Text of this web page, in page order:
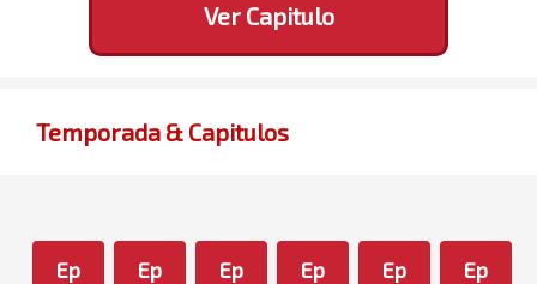
Ver Capitulo
Temporada & Capitulos
Ep Ep Ep Ep Ep Ep